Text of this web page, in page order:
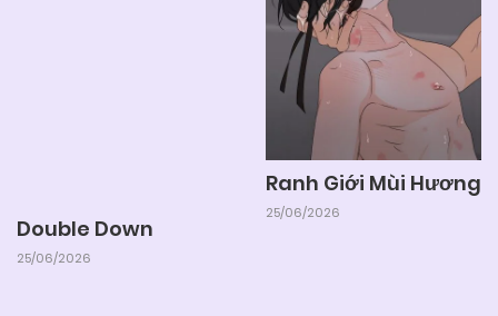
Double Down
25/06/2026
Ranh Giới Mùi Hương
25/06/2026